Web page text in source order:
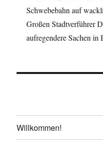
Schwebebahn auf
Großen Stadtverführer
aufregendere Sachen in
Willkommen!